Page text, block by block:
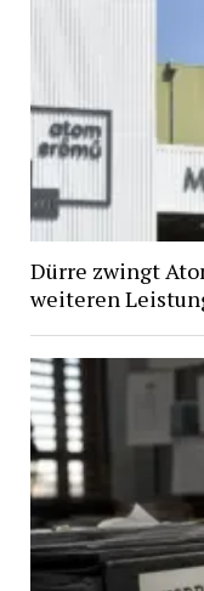
Dürre zwingt
weiteren